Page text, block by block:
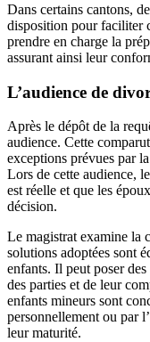
Dans certains cantons,
disposition pour faciliter
prendre en charge la
assurant ainsi leur
L’audience de
Après le dépôt de la
audience. Cette
exceptions prévues par
Lors de cette audience,
est réelle et que les
décision.
Le magistrat examine la
solutions adoptées sont
enfants. Il peut poser
des parties et de leur
enfants mineurs sont
personnellement ou par
leur maturité.